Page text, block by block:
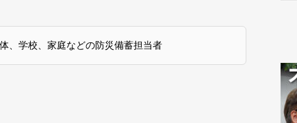
、学校、家庭などの防災備蓄担当者